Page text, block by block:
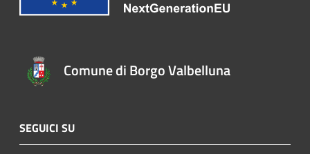
Comune di Borgo Valbelluna
SEGUICI SU